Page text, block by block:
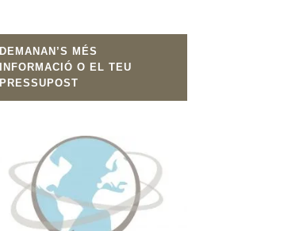
DEMANAN’S MÉS
INFORMACIÓ O EL TEU
PRESSUPOST